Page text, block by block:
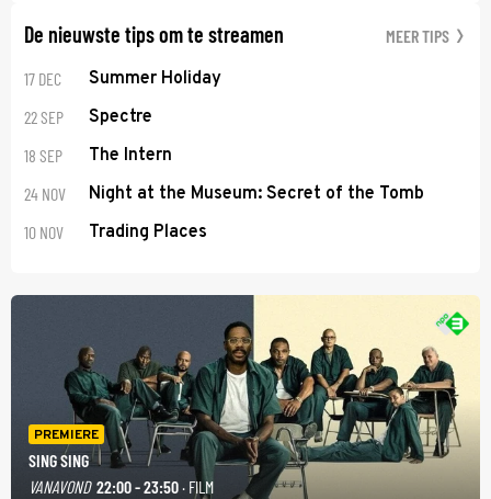
De nieuwste tips om te streamen MEER TIPS
17 DEC Summer Holiday
22 SEP Spectre
18 SEP The Intern
24 NOV Night at the Museum: Secret of the Tomb
10 NOV Trading Places
PREMIERE
SING SING
VANAVOND 22:00 - 23:50· FILM